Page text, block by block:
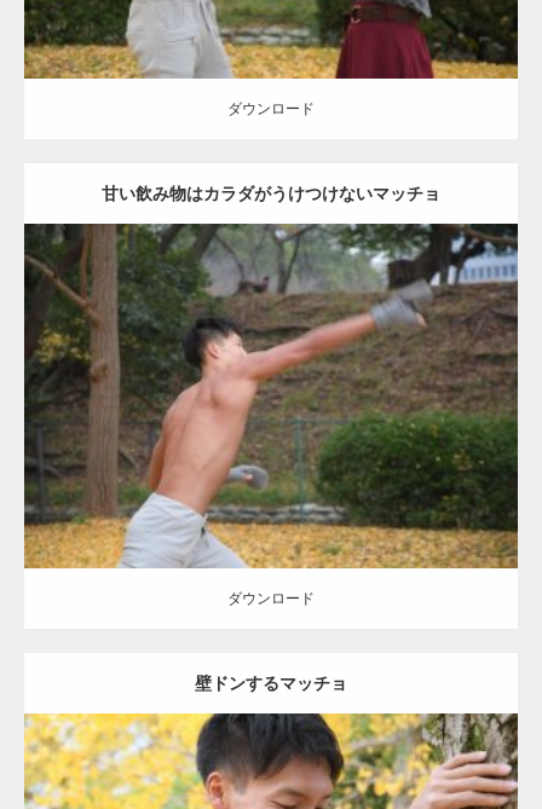
ダウンロード
甘い飲み物はカラダがうけつけないマッチョ
Update:2021.07.8
Category: 公園のマッチョ その他 AKIHITO(細マッチョ) 背中
ダウンロード
ダウンロード
壁ドンするマッチョ